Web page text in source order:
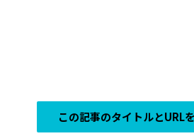
この記事のタイトルとURL